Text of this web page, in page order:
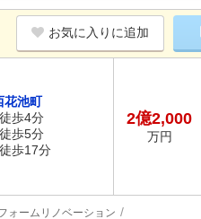
お気に入りに追加
花池町
歩4分
歩5分
歩17分
2億2,000
万円
ォームリノベーション